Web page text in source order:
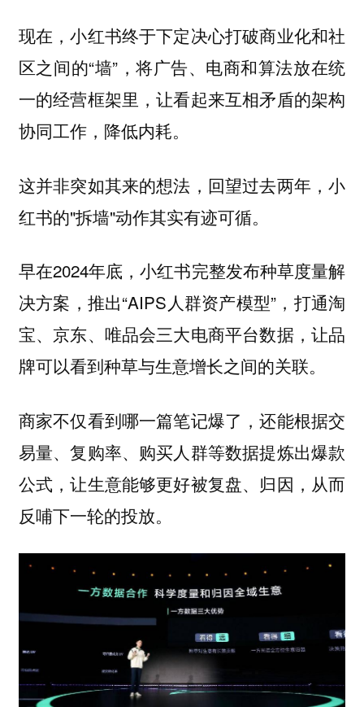
现在，小红书终于下定决心打破商业化和社
区之间的“墙”，将广告、电商和算法放在统
一的经营框架里，让看起来互相矛盾的架构
协同工作，降低内耗。
这并非突如其来的想法，回望过去两年，小
红书的"拆墙"动作其实有迹可循。
早在2024年底，小红书完整发布种草度量解
决方案，推出“AIPS人群资产模型”，打通淘
宝、京东、唯品会三大电商平台数据，让品
牌可以看到种草与生意增长之间的关联。
商家不仅看到哪一篇笔记爆了，还能根据交
易量、复购率、购买人群等数据提炼出爆款
公式，让生意能够更好被复盘、归因，从而
反哺下一轮的投放。